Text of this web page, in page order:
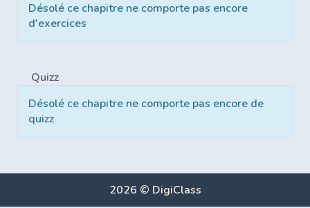
Désolé ce chapitre ne comporte pas encore
d'exercices
Quizz
Désolé ce chapitre ne comporte pas encore de
quizz
2026 © DigiClass